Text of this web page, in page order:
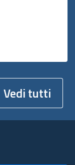
Vedi tutti